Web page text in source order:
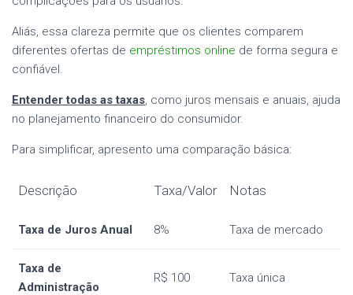
Aliás, essa clareza permite que os clientes comparem
diferentes ofertas de empréstimos online de forma segura e
confiável.
Entender todas as taxas, como juros mensais e anuais, ajuda
no planejamento financeiro do consumidor.
Para simplificar, apresento uma comparação básica:
Descrição Taxa/Valor Notas
Taxa de Juros Anual 8% Taxa de mercado
Taxa de
Administração
R$ 100 Taxa única